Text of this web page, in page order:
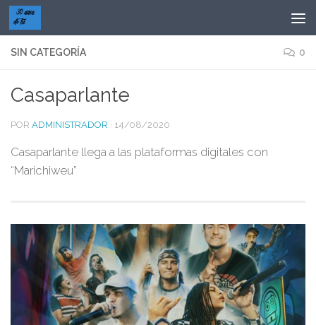
Saltar al contenido
SIN CATEGORÍA 0
Casaparlante
POR ADMINISTRADOR · 14/08/2020
Casaparlante llega a las plataformas digitales con
“Marichiweu”